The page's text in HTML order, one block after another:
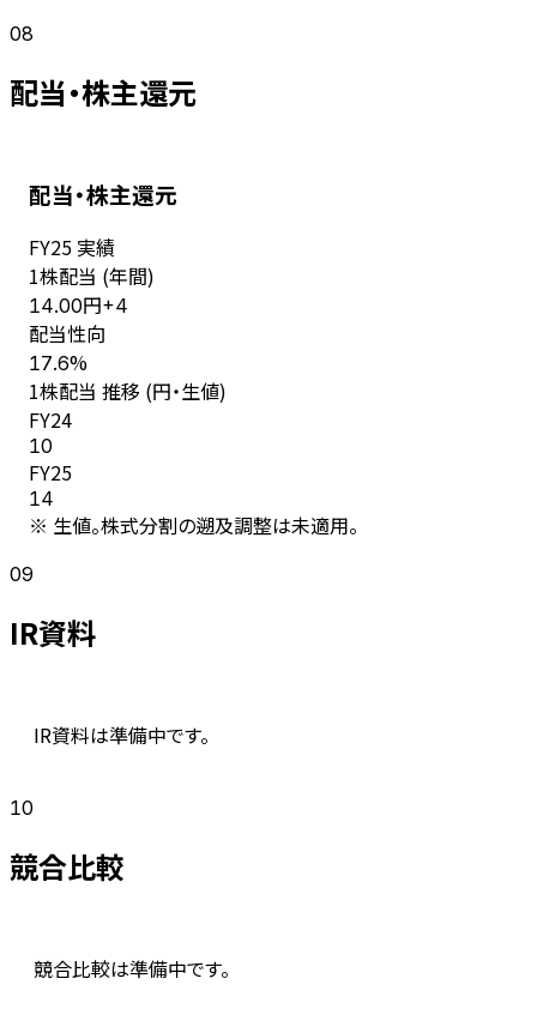
08
配当・株主還元
配当・株主還元
FY25 実績
1株配当 (年間)
14.00円+4
配当性向
17.6%
1株配当 推移 (円・生値)
FY24
10
FY25
14
※ 生値。株式分割の遡及調整は未適用。
09
IR資料
IR資料は準備中です。
10
競合比較
競合比較は準備中です。